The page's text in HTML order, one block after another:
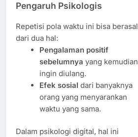
Pengaruh Psikologis
Repetisi pola waktu ini bisa berasal
dari dua hal:
Pengalaman positif
sebelumnya yang kemudian
ingin diulang.
Efek sosial dari banyaknya
orang yang menyarankan
waktu yang sama.
Dalam psikologi digital, hal ini